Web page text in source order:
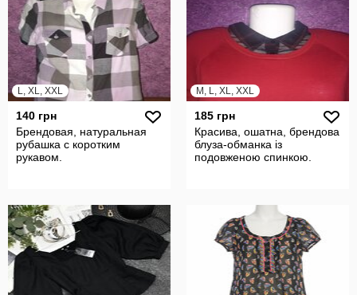
L, XL, XXL
140 грн
Брендовая, натуральная
рубашка с коротким
рукавом.
M, L, XL, XXL
185 грн
Красива, ошатна, брендова
блуза-обманка із
подовженою спинкою.